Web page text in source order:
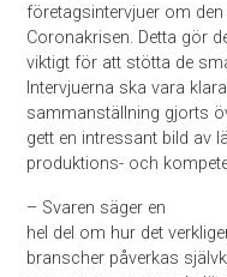
företagsintervjuer om
Coronakrisen. Detta gör
viktigt för att stötta de
Intervjuerna ska vara
sammanställning gjorts
gett en intressant bild av
produktions- och
– Svaren säger en
hel del om hur det
branscher påverkas